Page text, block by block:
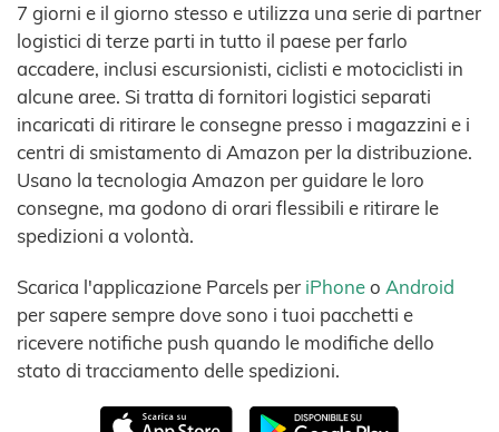
7 giorni e il giorno stesso e utilizza una serie di partner
logistici di terze parti in tutto il paese per farlo
accadere, inclusi escursionisti, ciclisti e motociclisti in
alcune aree. Si tratta di fornitori logistici separati
incaricati di ritirare le consegne presso i magazzini e i
centri di smistamento di Amazon per la distribuzione.
Usano la tecnologia Amazon per guidare le loro
consegne, ma godono di orari flessibili e ritirare le
spedizioni a volontà.
Scarica l'applicazione Parcels per iPhoneo Android
per sapere sempre dove sono i tuoi pacchetti e
ricevere notifiche push quando le modifiche dello
stato di tracciamento delle spedizioni.